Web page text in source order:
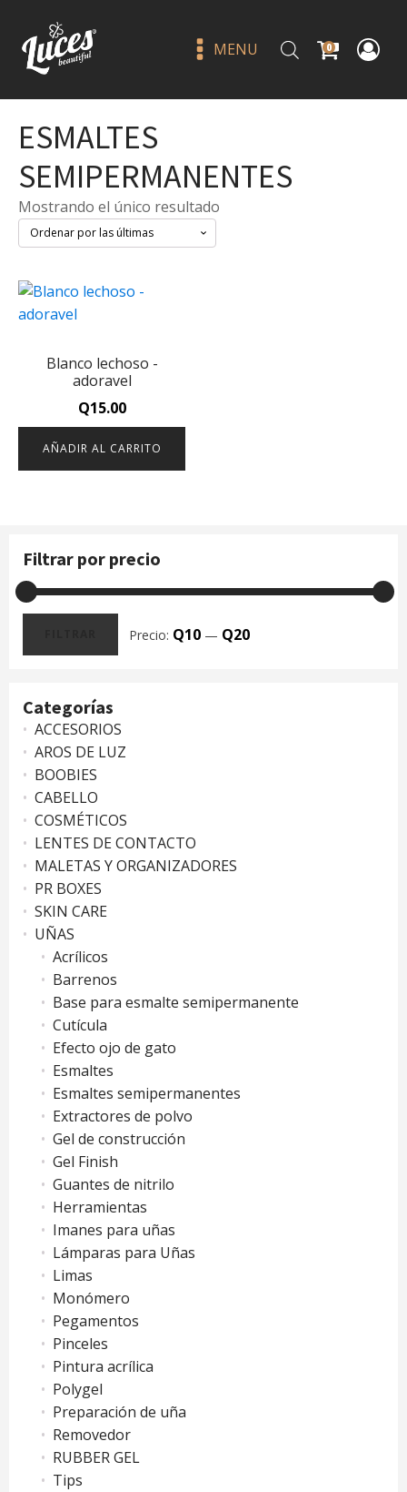
MENU 0
Filtrar por precio
Precio
Precio
Precio: Q10 — Q20
Categorías
ACCESORIOS
AROS DE LUZ
BOOBIES
CABELLO
COSMÉTICOS
LENTES DE CONTACTO
MALETAS Y ORGANIZADORES
PR BOXES
SKIN CARE
UÑAS
Acrílicos
Barrenos
Base para esmalte semipermanente
Cutícula
Efecto ojo de gato
Esmaltes
Esmaltes semipermanentes
Extractores de polvo
Gel de construcción
Gel Finish
Guantes de nitrilo
Herramientas
Imanes para uñas
Lámparas para Uñas
Limas
Monómero
Pegamentos
Pinceles
Pintura acrílica
Polygel
Preparación de uña
Removedor
RUBBER GEL
Tips
ESMALTES
SEMIPERMANENTES
Mostrando el único resultado
Blanco lechoso -
adoravel
Q15.00
AÑADIR AL CARRITO